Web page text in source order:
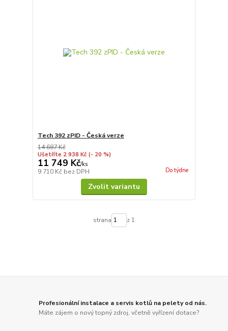
Tech 392 zPID - Česká verze
14 687 Kč
Ušetříte 2 938 Kč (- 20 %)
11 749 Kč/ks
9 710 Kč bez DPH Do týdne
Zvolit variantu
strana z 1
Profesionální instalace a servis kotlů na pelety od nás.
Máte zájem o nový topný zdroj, včetně vyřízení dotace?